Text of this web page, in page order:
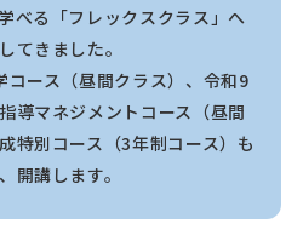
べる「フレックスクラス」へ
てきました。
ース（昼間クラス）、令和9
導マネジメントコース（昼間
特別コース（3年制コース）も
開講します。